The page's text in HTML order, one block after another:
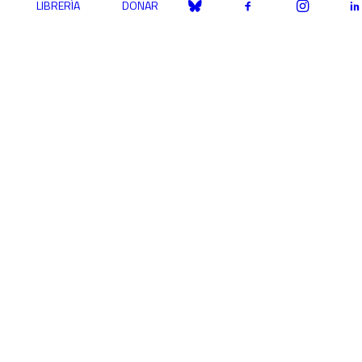
LIBRERÍA DONAR